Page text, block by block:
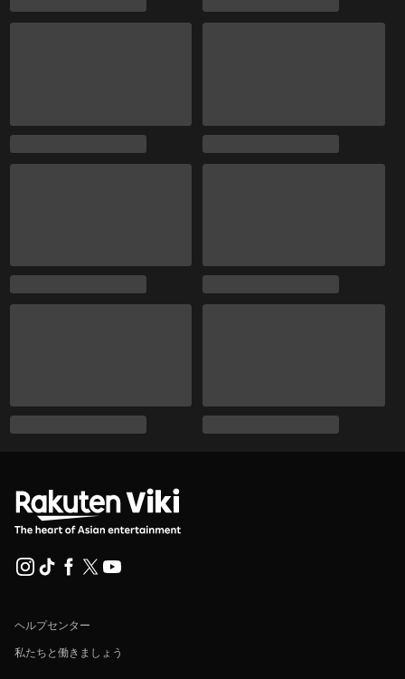
ヘルプセンター
私たちと働きましょう